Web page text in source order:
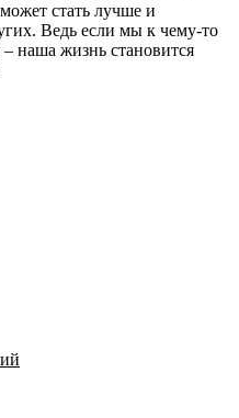
стать лучше и
Ведь если мы к чему-то
наша жизнь становится